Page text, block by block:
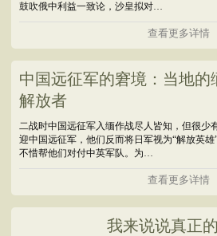
鼓吹俄中利益一致论，沙皇拟对…
查看更多详情
中国远征军的窘境：当地的
解放者
二战时中国远征军入缅作战尽人皆知，但很少
迎中国远征军，他们反而将日军视为“解放英
不惜帮他们对付中英军队。为…
查看更多详情
我来说说真正